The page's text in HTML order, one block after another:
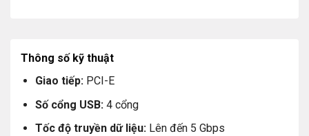
Thông số kỹ thuật
Giao tiếp:PCI-E
Số cổng USB:4 cổng
Tốc độ truyền dữ liệu:Lên đến 5 Gbps